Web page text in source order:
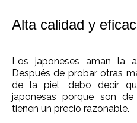
Alta calidad y
Los japoneses aman la
Después de probar otras
de la piel, debo decir
japonesas porque son
tienen un precio razonable.